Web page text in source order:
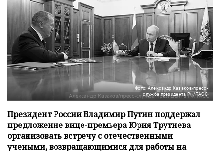
Фото: Александр Казаков/пресс-
служба президента РФ/ТАСС
Президент России Владимир Путин поддержал
предложение вице-премьера Юрия Трутнева
организовать встречу с отечественными
учеными, возвращающимися для работы на